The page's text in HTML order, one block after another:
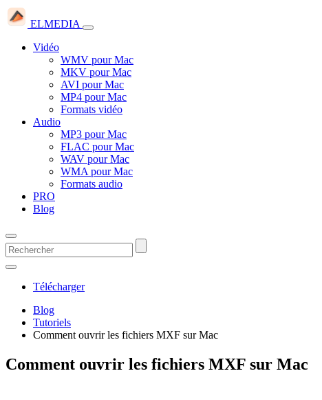
ELMEDIA
Vidéo
WMV pour Mac
MKV pour Mac
AVI pour Mac
MP4 pour Mac
Formats vidéo
Audio
MP3 pour Mac
FLAC pour Mac
WAV pour Mac
WMA pour Mac
Formats audio
PRO
Blog
Télécharger
Blog
Tutoriels
Comment ouvrir les fichiers MXF sur Mac
Comment ouvrir les fichiers MXF sur Mac